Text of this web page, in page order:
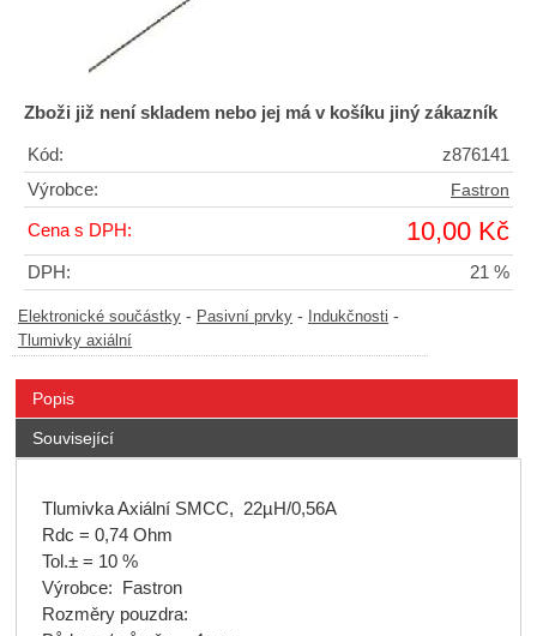
Zboži již není skladem nebo jej má v košíku jiný zákazník
Kód:
z876141
Výrobce:
Fastron
Cena s DPH: 10,00 Kč
DPH: 21 %
Elektronické součástky - Pasivní prvky - Indukčnosti -
Tlumivky axiální
Popis
Související
Tlumivka Axiální SMCC, 22µH/0,56A
Rdc = 0,74 Ohm
Tol.± = 10 %
Výrobce: Fastron
Rozměry pouzdra: